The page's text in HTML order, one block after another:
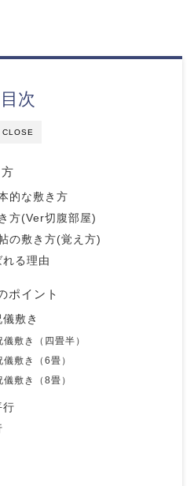
CLOSE
目次
的な敷き方
方(Ver切腹部屋)
の敷き方(覚え方)
る理由
ポイント
敷き
敷き（四畳半）
敷き（6畳）
敷き（8畳）
行